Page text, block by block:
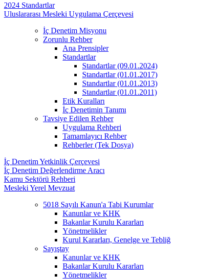
2024 Standartlar
Uluslararası Mesleki Uygulama Çerçevesi
İç Denetim Misyonu
Zorunlu Rehber
Ana Prensipler
Standartlar
Standartlar (09.01.2024)
Standartlar (01.01.2017)
Standartlar (01.01.2013)
Standartlar (01.01.2011)
Etik Kuralları
İç Denetimin Tanımı
Tavsiye Edilen Rehber
Uygulama Rehberi
Tamamlayıcı Rehber
Rehberler (Tek Dosya)
İç Denetim Yetkinlik Çerçevesi
İç Denetim Değerlendirme Aracı
Kamu Sektörü Rehberi
Mesleki Yerel Mevzuat
5018 Sayılı Kanun'a Tabi Kurumlar
Kanunlar ve KHK
Bakanlar Kurulu Kararları
Yönetmelikler
Kurul Kararları, Genelge ve Tebliğ
Sayıştay
Kanunlar ve KHK
Bakanlar Kurulu Kararları
Yönetmelikler